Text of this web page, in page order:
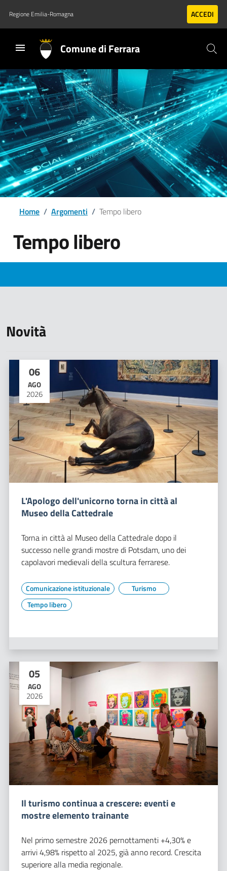
Vai al contenuto principale
Vai al footer
Regione Emilia-Romagna ACCEDI
Comune di Ferrara
Home / Argomenti / Tempo libero
Tempo libero
Novità
06
AGO
2026
L'Apologo dell'unicorno torna in città al
Museo della Cattedrale
Torna in città al Museo della Cattedrale dopo il
successo nelle grandi mostre di Potsdam, uno dei
capolavori medievali della scultura ferrarese.
Comunicazione istituzionale
Turismo
Tempo libero
05
AGO
2026
Il turismo continua a crescere: eventi e
mostre elemento trainante
Nel primo semestre 2026 pernottamenti +4,30% e
arrivi 4,98% rispetto al 2025, già anno record. Crescita
superiore alla media regionale.